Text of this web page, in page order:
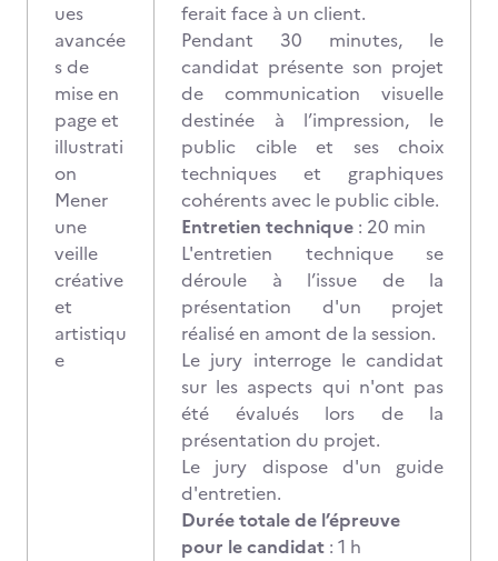
ues
avancée
s de
mise en
page et
illustrati
on
Mener
une
veille
créative
et
artistiqu
e
ferait face à un client.
Pendant 30 minutes, le
candidat présente son projet
de communication visuelle
destinée à l’impression, le
public cible et ses choix
techniques et graphiques
cohérents avec le public cible.
Entretien technique : 20 min
L'entretien technique se
déroule à l’issue de la
présentation d'un projet
réalisé en amont de la session.
Le jury interroge le candidat
sur les aspects qui n'ont pas
été évalués lors de la
présentation du projet.
Le jury dispose d'un guide
d'entretien.
Durée totale de l’épreuve
pour le candidat : 1 h